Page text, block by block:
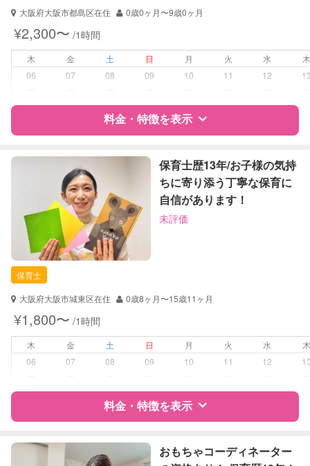
夜間対応
お泊まり保育
病児、病後児、ともに不可
定期予約 可能
お子様の撮影
（定期特典）
対応可能
大阪府大阪市都島区在住
0歳0ヶ月〜9歳0ヶ月
¥2,300〜 /1時間
木 金 土 日 月 火 水
06
07 08 09 10 11 12
料金・特徴を表示
特徴 料金 レビュー
サポートの特徴
資格
企業型割引対象(旧内閣府補助対象)
幼稚園教諭
ドゥーラ協会認定産後ドゥーラ
対応可能/特徴
夜間対応
子育て経験
病児対応 病児、病後児、ともに不可
障がい児対応 対応可否は個別に相談
なし
保育士歴13年/お子様の気持
ちに寄り添う丁寧な保育に
自信があります！
未評価
保育士
大阪府大阪市城東区在住
0歳8ヶ月〜15歳11ヶ月
¥1,800〜 /1時間
木 金 土 日 月 火 水
06
07 08 09 10 11 12
料金・特徴を表示
特徴 料金 レビュー
おもちゃコーディネーター